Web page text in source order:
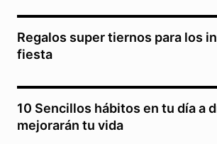
Regalos super tiernos para los
fiesta
10 Sencillos hábitos en tu día a
mejorarán tu vida